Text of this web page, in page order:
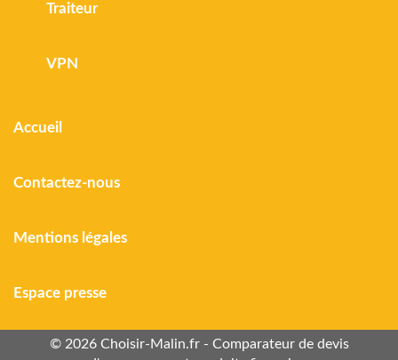
Traiteur
VPN
Accueil
Contactez-nous
Mentions légales
Espace presse
© 2026 Choisir-Malin.fr - Comparateur de devis